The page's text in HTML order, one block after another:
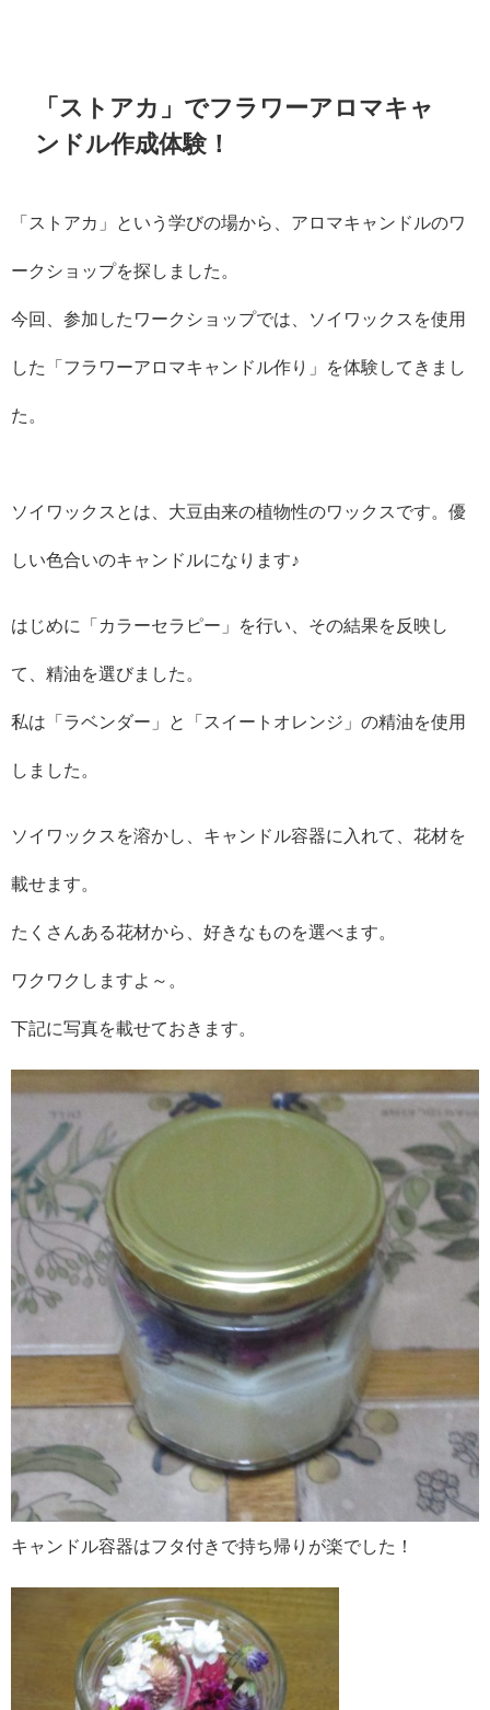
「ストアカ」でフラワーアロマキャ
ンドル作成体験！
「ストアカ」という学びの場から、アロマキャンドルのワ
ークショップを探しました。
今回、参加したワークショップでは、ソイワックスを使用
した「フラワーアロマキャンドル作り」を体験してきまし
た。
ソイワックスとは、大豆由来の植物性のワックスです。優
しい色合いのキャンドルになります♪
はじめに「カラーセラピー」を行い、その結果を反映し
て、精油を選びました。
私は「ラベンダー」と「スイートオレンジ」の精油を使用
しました。
ソイワックスを溶かし、キャンドル容器に入れて、花材を
載せます。
たくさんある花材から、好きなものを選べます。
ワクワクしますよ～。
下記に写真を載せておきます。
キャンドル容器はフタ付きで持ち帰りが楽でした！